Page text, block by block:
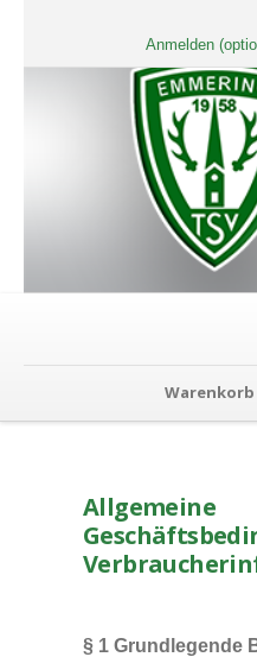
Anmelden
FANSHOP
T-Shirts
Hoodies
Kochen & Grillen
Warenkorb
Allgemeine
§ 1 Grundlegende